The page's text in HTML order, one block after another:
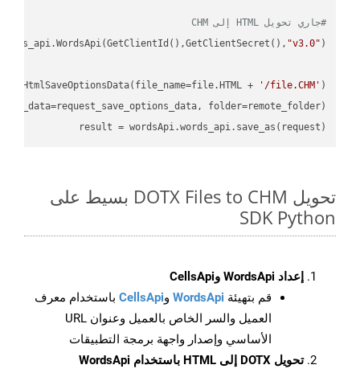
#جاري تحويل HTML إلى CHM
"v3.0"
+ '/file.CHM' )
folder=remote_folder)
result = wordsApi.words_api.save_as(request)
تحويل DOTX Files to CHM بسيط على
SDK Python
إعداد WordsApi وCellsApi
قم بتهيئة WordsApi وCellsApi باستخدام معرف
العميل والسر الخاص بالعميل وعنوان URL
الأساسي وإصدار واجهة برمجة التطبيقات
تحويل DOTX إلى HTML باستخدام WordsApi